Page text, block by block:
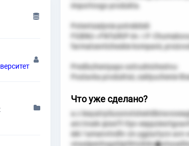
importnogo produkta.
Potentsialynie potrebiteli:
FGBNU «FNTsIRIP im. I.P.
farmatsevticheskie kompanii,
Predlozheniyapo sotrudnichestvu:
Postavka produktsii, zaklyuchenie
Что уже сделано?
a.c
ani.tnsek.ipioeTt ttpv
ieki 1amanvtndhr ziv ygpiurtycn avn